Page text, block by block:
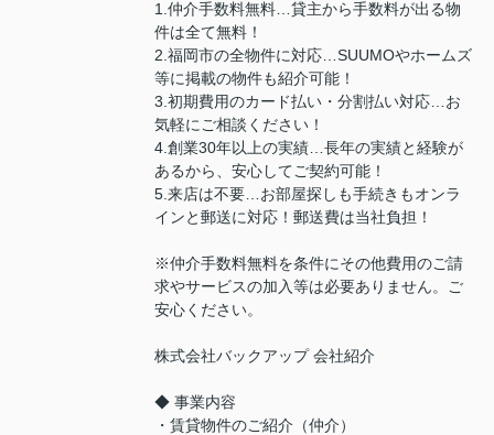
1.仲介手数料無料…貸主から手数料が出る物
件は全て無料！
2.福岡市の全物件に対応…SUUMOやホームズ
等に掲載の物件も紹介可能！
3.初期費用のカード払い・分割払い対応…お
気軽にご相談ください！
4.創業30年以上の実績…長年の実績と経験が
あるから、安心してご契約可能！
5.来店は不要…お部屋探しも手続きもオンラ
インと郵送に対応！郵送費は当社負担！
※仲介手数料無料を条件にその他費用のご請
求やサービスの加入等は必要ありません。ご
安心ください。
株式会社バックアップ 会社紹介
◆ 事業内容
・賃貸物件のご紹介（仲介）